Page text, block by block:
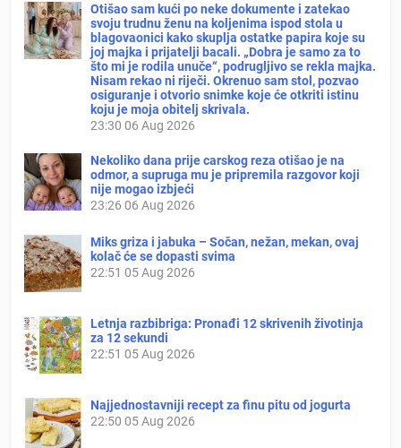
Otišao sam kući po neke dokumente i zatekao
svoju trudnu ženu na koljenima ispod stola u
blagovaonici kako skuplja ostatke papira koje su
joj majka i prijatelji bacali. „Dobra je samo za to
što mi je rodila unuče“, podrugljivo se rekla majka.
Nisam rekao ni riječi. Okrenuo sam stol, pozvao
osiguranje i otvorio snimke koje će otkriti istinu
koju je moja obitelj skrivala.
23:30 06 Aug 2026
Nekoliko dana prije carskog reza otišao je na
odmor, a supruga mu je pripremila razgovor koji
nije mogao izbjeći
23:26 06 Aug 2026
Miks griza i jabuka – Sočan, nežan, mekan, ovaj
kolač će se dopasti svima
22:51 05 Aug 2026
Letnja razbibriga: Pronađi 12 skrivenih životinja
za 12 sekundi
22:51 05 Aug 2026
Najjednostavniji recept za finu pitu od jogurta
22:50 05 Aug 2026